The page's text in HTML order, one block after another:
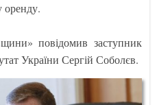
оренду.
повідомив заступник
України Сергій Соболєв.